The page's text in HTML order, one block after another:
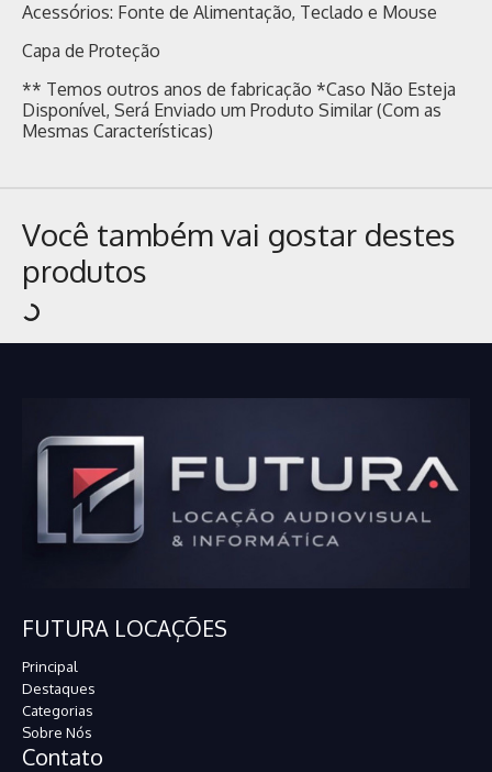
Acessórios: Fonte de Alimentação, Teclado e Mouse
Capa de Proteção
** Temos outros anos de fabricação *Caso Não Esteja
Disponível, Será Enviado um Produto Similar (Com as
Mesmas Características)
Você também vai gostar destes
produtos
FUTURA LOCAÇÕES
Principal
Destaques
Categorias
Sobre Nós
Contato